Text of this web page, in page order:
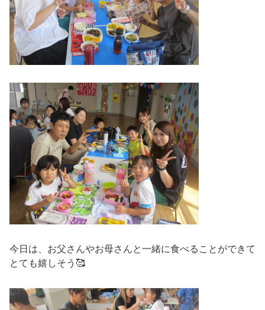
今日は、お父さんやお母さんと一緒に食べることができて
とても嬉しそう🥰